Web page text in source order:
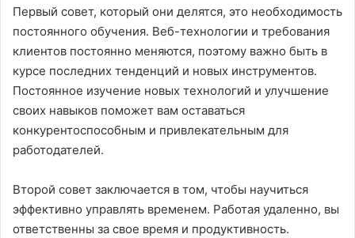
Первый совет, который они делятся, это необходимость
постоянного обучения. Веб-технологии и требования
клиентов постоянно меняются, поэтому важно быть в
курсе последних тенденций и новых инструментов.
Постоянное изучение новых технологий и улучшение
своих навыков поможет вам оставаться
конкурентоспособным и привлекательным для
работодателей.
Второй совет заключается в том, чтобы научиться
эффективно управлять временем. Работая удаленно, вы
ответственны за свое время и продуктивность.